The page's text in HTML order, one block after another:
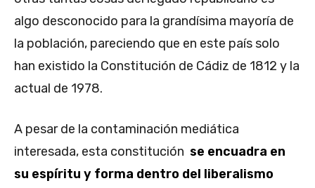
algo desconocido para la grandísima mayoría de
la población, pareciendo que en este país solo
han existido la Constitución de Cádiz de 1812 y la
actual de 1978.
A pesar de la contaminación mediática
interesada, esta constitución se encuadra en
su espíritu y forma dentro del liberalismo